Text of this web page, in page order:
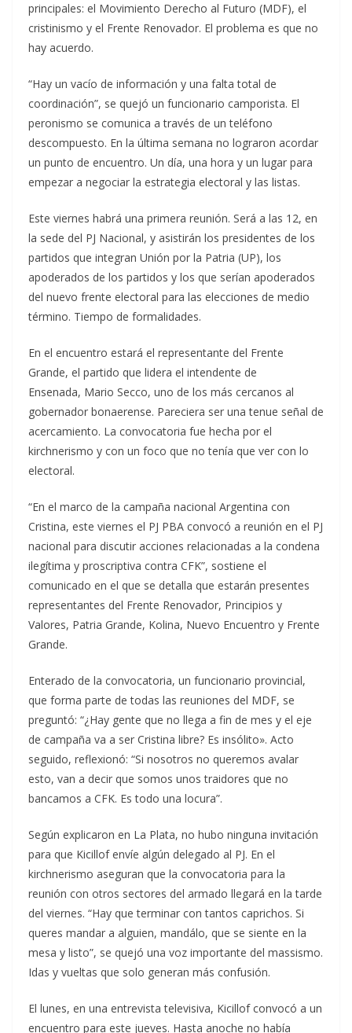
principales: el Movimiento Derecho al Futuro (MDF), el
cristinismo y el Frente Renovador. El problema es que no
hay acuerdo.
“Hay un vacío de información y una falta total de
coordinación”, se quejó un funcionario camporista. El
peronismo se comunica a través de un teléfono
descompuesto. En la última semana no lograron acordar
un punto de encuentro. Un día, una hora y un lugar para
empezar a negociar la estrategia electoral y las listas.
Este viernes habrá una primera reunión. Será a las 12, en
la sede del PJ Nacional, y asistirán los presidentes de los
partidos que integran Unión por la Patria (UP), los
apoderados de los partidos y los que serían apoderados
del nuevo frente electoral para las elecciones de medio
término. Tiempo de formalidades.
En el encuentro estará el representante del Frente
Grande, el partido que lidera el intendente de
Ensenada, Mario Secco, uno de los más cercanos al
gobernador bonaerense. Pareciera ser una tenue señal de
acercamiento. La convocatoria fue hecha por el
kirchnerismo y con un foco que no tenía que ver con lo
electoral.
“En el marco de la campaña nacional Argentina con
Cristina, este viernes el PJ PBA convocó a reunión en el PJ
nacional para discutir acciones relacionadas a la condena
ilegítima y proscriptiva contra CFK”, sostiene el
comunicado en el que se detalla que estarán presentes
representantes del Frente Renovador, Principios y
Valores, Patria Grande, Kolina, Nuevo Encuentro y Frente
Grande.
Enterado de la convocatoria, un funcionario provincial,
que forma parte de todas las reuniones del MDF, se
preguntó: “¿Hay gente que no llega a fin de mes y el eje
de campaña va a ser Cristina libre? Es insólito». Acto
seguido, reflexionó: “Si nosotros no queremos avalar
esto, van a decir que somos unos traidores que no
bancamos a CFK. Es todo una locura”.
Según explicaron en La Plata, no hubo ninguna invitación
para que Kicillof envíe algún delegado al PJ. En el
kirchnerismo aseguran que la convocatoria para la
reunión con otros sectores del armado llegará en la tarde
del viernes. “Hay que terminar con tantos caprichos. Si
queres mandar a alguien, mandálo, que se siente en la
mesa y listo”, se quejó una voz importante del massismo.
Idas y vueltas que solo generan más confusión.
El lunes, en una entrevista televisiva, Kicillof convocó a un
encuentro para este jueves. Hasta anoche no había